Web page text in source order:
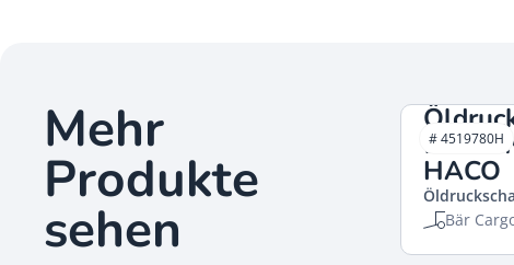
Mehr
Produkte
sehen
10Bar
HACO
Bär
# 4519780H